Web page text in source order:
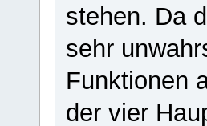
stehen. Da
sehr
Funktionen
der vier